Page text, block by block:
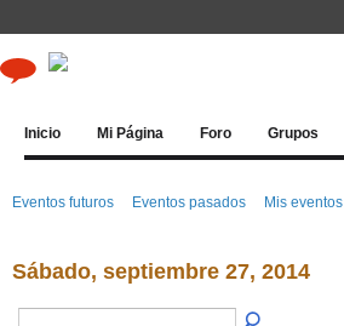
Inicio Mi Página Foro Grupos
Eventos futuros Eventos pasados Mis eventos
Sábado, septiembre 27, 2014